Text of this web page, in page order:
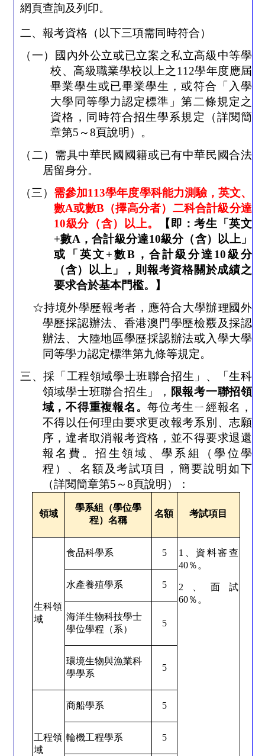
網頁查詢及列印。
二、報考資格（以下三項需同時符合）
（一）國內外公立或已立案之私立高級中等學
校、高級職業學校以上之 112學年度應屆
畢業學生或已畢業學生，或符合「入學
大學同等學力認定標準」第二條規定之
資格，同時符合招生學系規定（詳閱簡
章第5 ～8頁說明）。
（二）需具中華民國國籍或已有中華民國合法
居留身分。
（三） 需參加113學年度學科能力測驗，英文、
數A或數B（擇高分者）二科合計級分達
10級分（含）以上。
【即：考生「英文
+數A ，合計級分達10級分（含）以上」
或「英文+數B，合計級分達 10級分
（含）以上」，則報考資格關於成績之
要求合於基本門檻。】
☆持境外學歷報考者，應符合大學辦理國外
學歷採認辦法、香港澳門學歷檢覈及採認
辦法、大陸地區學歷採認辦法或入學大學
同等學力認定標準第九條等規定。
三、採「工程領域學士班聯合招生」、「生科
領域學士班聯合招生」， 限報考一聯招領
域，不得重複報名。每位考生ㄧ經報名，
不得以任何理由要求更改報考系別、志願
序，違者取消報考資格，並不得要求退還
報名費。招生領域、學系組（學位學
程）、名額及考試項目，簡要說明如下
（詳閱簡章第5 ～8頁說明）：
領域
學系組（學位學
程）名稱
名額 考試項目
生科領
域
食品科學系 5 1
、資料審查
40％。
2 、面試
60％。
水產養殖學系 5
海洋生物科技學士
學位學程（系）
5
環境生物與漁業科
學學系
5
工程領
域
商船學系 5
輪機工程學系 5